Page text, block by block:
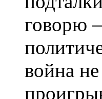
говорю
война